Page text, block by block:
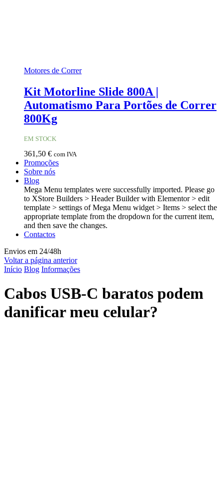
Motores de Correr
Kit Motorline Slide 800A |
Automatismo Para Portões de Correr
800Kg
EM STOCK
361,50 € com IVA
Promoções
Sobre nós
Blog
Mega Menu templates were successfully imported. Please go
to XStore Builders > Header Builder with Elementor > edit
template > settings of Mega Menu widget > Items > select the
appropriate template from the dropdown for the current item,
and then save the changes.
Contactos
Envios em 24/48h
Voltar a página anterior
Início Blog Informações
Cabos USB-C baratos podem
danificar meu celular?